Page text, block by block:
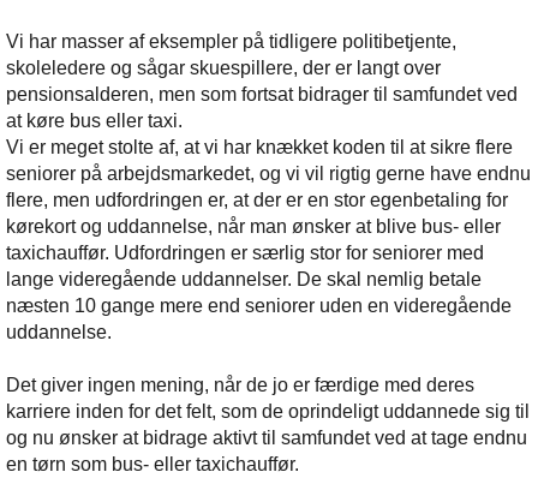
Vi har masser af eksempler på tidligere politibetjente,
skoleledere og sågar skuespillere, der er langt over
pensionsalderen, men som fortsat bidrager til samfundet ved
at køre bus eller taxi.
Vi er meget stolte af, at vi har knækket koden til at sikre flere
seniorer på arbejdsmarkedet, og vi vil rigtig gerne have endnu
flere, men udfordringen er, at der er en stor egenbetaling for
kørekort og uddannelse, når man ønsker at blive bus- eller
taxichauffør. Udfordringen er særlig stor for seniorer med
lange videregående uddannelser. De skal nemlig betale
næsten 10 gange mere end seniorer uden en videregående
uddannelse.
Det giver ingen mening, når de jo er færdige med deres
karriere inden for det felt, som de oprindeligt uddannede sig til
og nu ønsker at bidrage aktivt til samfundet ved at tage endnu
en tørn som bus- eller taxichauffør.